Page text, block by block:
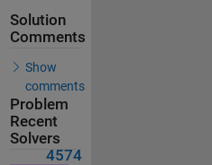
Solution
Comments
Show
comments
Problem
Recent
Solvers
4574